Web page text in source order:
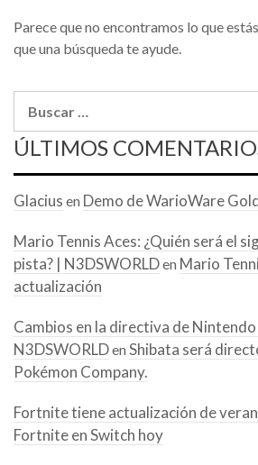
Parece que no encontramos lo que
que una búsqueda te ayude.
ÚLTIMOS
Glacius en Demo de WarioWare
Mario Tennis Aces: ¿Quién será el
pista? | N3DSWORLDen Mario
actualización
Cambios en la directiva de Nintendo
N3DSWORLDen Shibata será
Pokémon Company.
Fortnite tiene actualización de
Fortnite en Switch hoy